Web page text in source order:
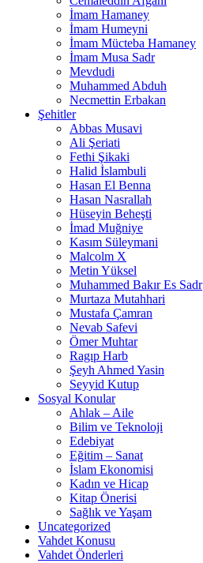
İmam Hamaney
İmam Humeyni
İmam Mücteba Hamaney
İmam Musa Sadr
Mevdudi
Muhammed Abduh
Necmettin Erbakan
Şehitler
Abbas Musavi
Ali Şeriati
Fethi Şikaki
Halid İslambuli
Hasan El Benna
Hasan Nasrallah
Hüseyin Beheşti
İmad Muğniye
Kasım Süleymani
Malcolm X
Metin Yüksel
Muhammed Bakır Es Sadr
Murtaza Mutahhari
Mustafa Çamran
Nevab Safevi
Ömer Muhtar
Ragıp Harb
Şeyh Ahmed Yasin
Seyyid Kutup
Sosyal Konular
Ahlak – Aile
Bilim ve Teknoloji
Edebiyat
Eğitim – Sanat
İslam Ekonomisi
Kadın ve Hicap
Kitap Önerisi
Sağlık ve Yaşam
Uncategorized
Vahdet Konusu
Vahdet Önderleri